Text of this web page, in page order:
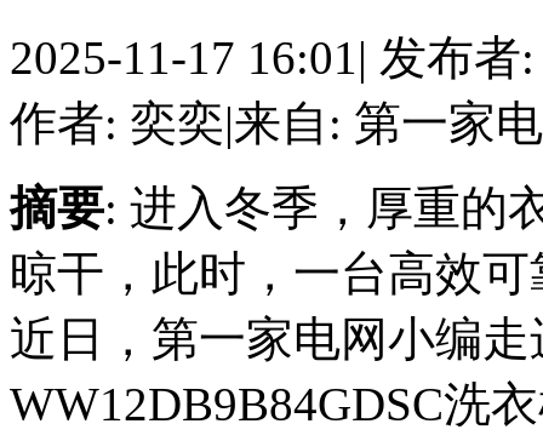
2025-11-17 16:01| 发布者
作者: 奕奕|来自: 第一家
摘要: 进入冬季，厚重的
晾干，此时，一台高效
近日，第一家电网小编
WW12DB9B84GDSC洗